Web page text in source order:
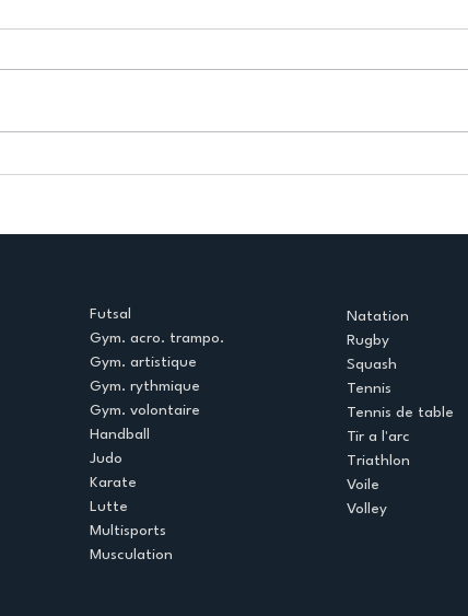
Futsal
Gym. acro. trampo.
Gym. artistique
Gym. rythmique
Gym. volontaire
Handball
Judo
Karate
Lutte
Multisports
Musculation
Natation
Rugby
Squash
Tennis
Tennis de table
Tir a l'arc
Triathlon
Voile
Volley